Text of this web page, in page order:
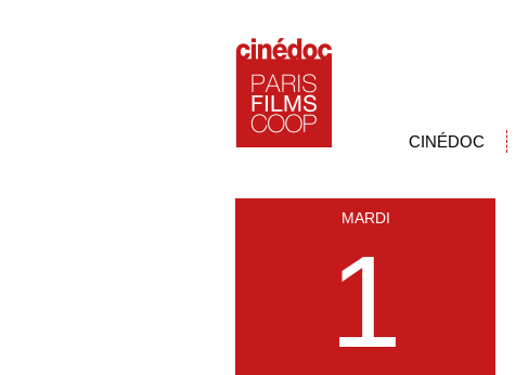
CINÉDOC
MARDI
1